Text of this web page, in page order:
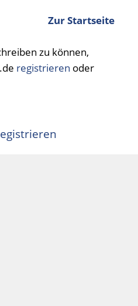
Zur Startseite
zu können,
registrieren oder